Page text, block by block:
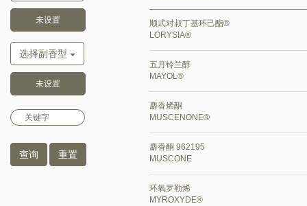
选择副香型
查询 重置
顺式对叔丁基环己酯®
LORYSIA®
五月铃兰醇
MAYOL®
麝香烯酮
MUSCENONE®
麝香酮 962195
MUSCONE
环氧罗勒烯
MYROXYDE®